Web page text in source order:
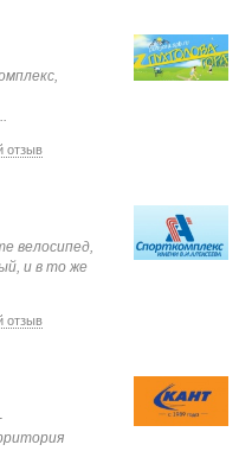
отзыв
велосипед,
и в то же
отзыв